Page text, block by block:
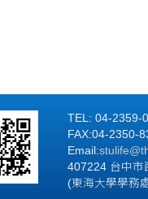
TEL: 04-2359-
FAX:04-2350-
Email:stulife
407224 台中市
(東海大學學務